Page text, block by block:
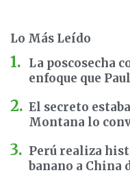
Lo Más Leído
La poscosecha
enfoque que
El secreto
Montana lo
Perú realiza
banano a China